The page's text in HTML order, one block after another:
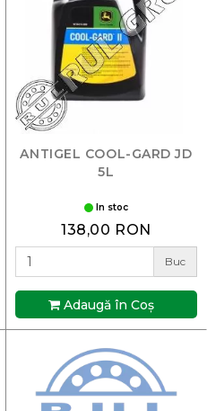
ANTIGEL COOL-GARD JD
5L
In stoc
138,00 RON
Buc
Adaugă în Coş